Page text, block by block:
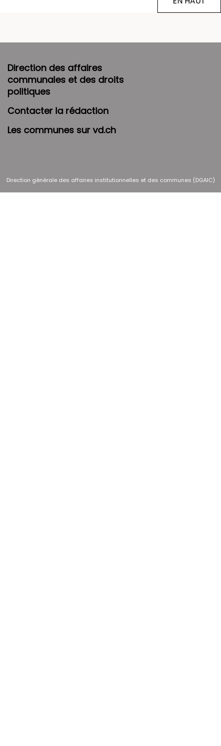
Direction des affaires
communales et des droits
politiques
Contacter la rédaction
Les communes sur vd.ch
Direction générale des affaires institutionnelles et des communes (DGAIC)